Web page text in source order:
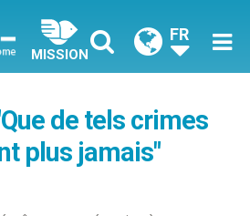
MISSION
FR
de tels crimes
plus jamais"